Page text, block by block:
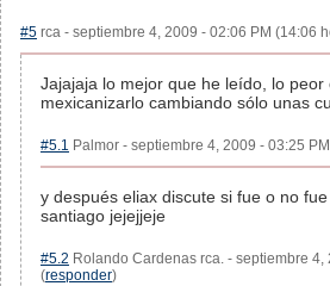
#5 rca - septiembre 4, 2009 - 02:06 PM (14:06
Jajajaja lo mejor que he leído, lo peor
mexicanizarlo cambiando sólo unas
#5.1 Palmor - septiembre 4, 2009 - 03:25
y después eliax discute si fue o no
santiago jejejjeje
#5.2 Rolando Cardenas rca. - septiembre
(responder)